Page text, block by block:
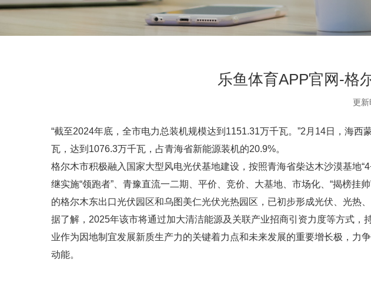
乐鱼体育APP官网-格
更
“截至2024年底，全市电力总装机规模达到1151.31万千瓦。”2月14日，海
瓦，达到1076.3万千瓦，占青海省新能源装机的20.9%。
格尔木市积极融入国家大型风电光伏基地建设，按照青海省柴达木沙漠基地
继实施“领跑者”、青豫直流一二期、平价、竞价、大基地、市场化、“揭榜
的格尔木东出口光伏园区和乌图美仁光伏光热园区，已初步形成光伏、光热
据了解，2025年该市将通过加大清洁能源及关联产业招商引资力度等方式
业作为因地制宜发展新质生产力的关键着力点和未来发展的重要增长极，
动能。